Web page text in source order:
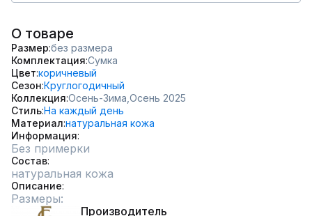
О товаре
Размер без размера
Комплектация Сумка
Цвет коричневый
Сезон Круглогодичный
Коллекция Осень-Зима, Осень 2025
СтильНа каждый день
Материал натуральная кожа
Информация
Без примерки
Состав
натуральная кожа
Описание
Размеры:
Производитель